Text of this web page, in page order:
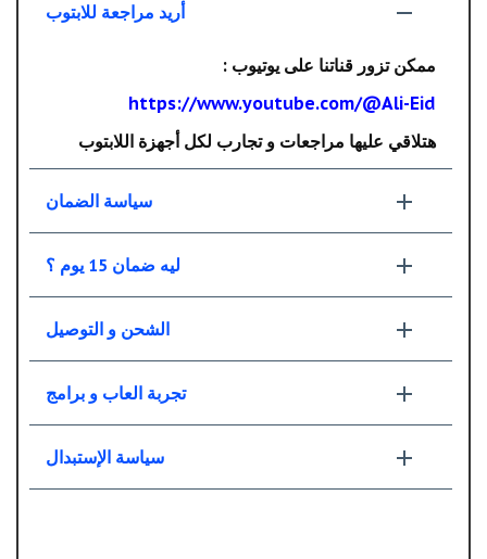
أريد مراجعة للابتوب
ممكن تزور قناتنا على يوتيوب :
https://www.youtube.com/@Ali-Eid
هتلاقي عليها مراجعات و تجارب لكل أجهزة اللابتوب
سياسة الضمان
ليه ضمان 15 يوم ؟
الشحن و التوصيل
تجربة العاب و برامج
سياسة الإستبدال